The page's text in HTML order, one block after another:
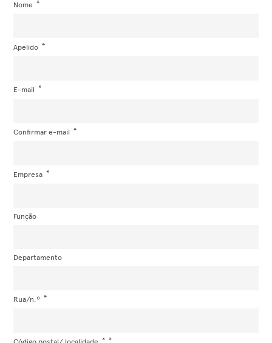
Nome
Apelido
E-mail
Confirmar e-mail
Empresa
Função
Departamento
Rua/n.º